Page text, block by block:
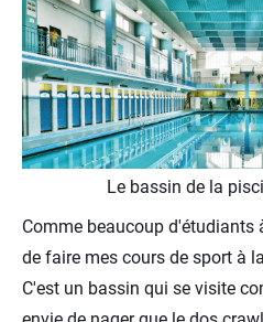
Le bassin de la
Comme beaucoup d'étudiants
de faire mes cours de sport à
C'est un bassin qui se visite